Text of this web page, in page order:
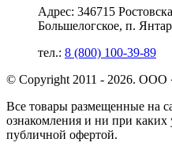
Адрес: 346715
Большелогское, п.
тел.: 8 (800) 100-39-89
© Copyright 2011 - 2026.
Все товары размещенные на
ознакомления и ни при каких
публичной офертой.